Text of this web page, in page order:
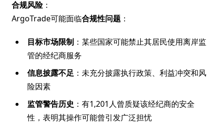
合规风险：
ArgoTrade可能面临合规性问题 ：
目标市场限制 ：某些国家可能禁止其居民使用离岸监
管的经纪商服务
信息披露不足 ：未充分披露执行政策、利益冲突和风
险因素
监管警告历史 ：有1,201人曾质疑该经纪商的安全
性，表明其操作可能曾引发广泛担忧